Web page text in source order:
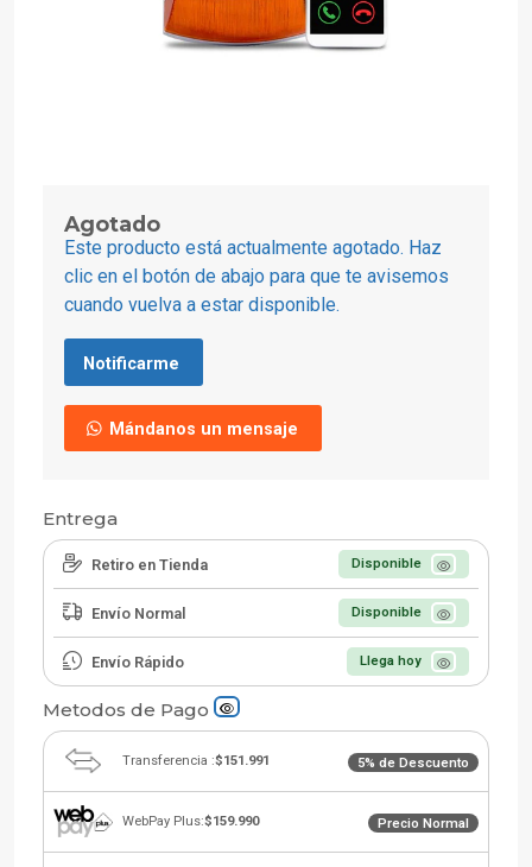
Agotado
Este producto está actualmente agotado. Haz
clic en el botón de abajo para que te avisemos
cuando vuelva a estar disponible.
Notificarme
Mándanos un mensaje
Entrega
Retiro en Tienda Disponible
Envío Normal Disponible
Envío Rápido Llega hoy
Metodos de Pago
Transferencia :$151.991 5% de Descuento
WebPay Plus:$159.990 Precio Normal